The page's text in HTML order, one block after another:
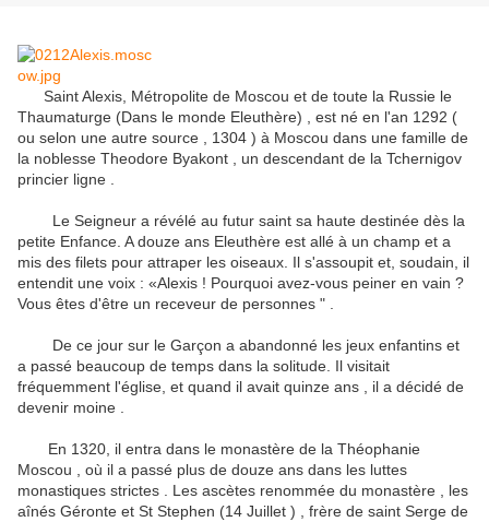
Saint Alexis, Métropolite de Moscou et de toute la Russie le
Thaumaturge (Dans le monde Eleuthère) , est né en l'an 1292 (
ou selon une autre source , 1304 ) à Moscou dans une famille de
la noblesse Theodore Byakont , un descendant de la Tchernigov
princier ligne .
Le Seigneur a révélé au futur saint sa haute destinée dès la
petite Enfance. A douze ans Eleuthère est allé à un champ et a
mis des filets pour attraper les oiseaux. Il s'assoupit et, soudain, il
entendit une voix : «Alexis ! Pourquoi avez-vous peiner en vain ?
Vous êtes d'être un receveur de personnes " .
De ce jour sur le Garçon a abandonné les jeux enfantins et
a passé beaucoup de temps dans la solitude. Il visitait
fréquemment l'église, et quand il avait quinze ans , il a décidé de
devenir moine .
En 1320, il entra dans le monastère de la Théophanie
Moscou , où il a passé plus de douze ans dans les luttes
monastiques strictes .
Les ascètes renommée du monastère , les
aînés Géronte et St Stephen (14 Juillet ) , frère de saint Serge de